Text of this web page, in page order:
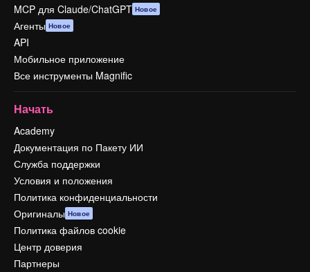
MCP для Claude/ChatGPT Новое
Агенты Новое
API
Мобильное приложение
Все инструменты Magnific
Начать
Academy
Документация по Пакету ИИ
Служба поддержки
Условия и положения
Политика конфиденциальности
Оригиналы Новое
Политика файлов cookie
Центр доверия
Партнеры